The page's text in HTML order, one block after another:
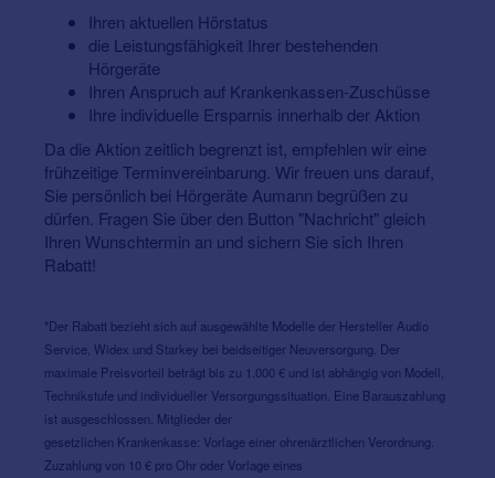
Ihren aktuellen Hörstatus
die Leistungsfähigkeit Ihrer bestehenden
Hörgeräte
Ihren Anspruch auf Krankenkassen-Zuschüsse
Ihre individuelle Ersparnis innerhalb der Aktion
Da die Aktion zeitlich begrenzt ist, empfehlen wir eine
frühzeitige Terminvereinbarung. Wir freuen uns darauf,
Sie persönlich bei Hörgeräte Aumann begrüßen zu
dürfen. Fragen Sie über den Button "Nachricht" gleich
Ihren Wunschtermin an und sichern Sie sich Ihren
Rabatt!
*Der Rabatt bezieht sich auf ausgewählte Modelle der Hersteller Audio
Service, Widex und Starkey bei beidseitiger Neuversorgung. Der
maximale Preisvorteil beträgt bis zu 1.000 € und ist abhängig von Modell,
Technikstufe und individueller Versorgungssituation. Eine Barauszahlung
ist ausgeschlossen. Mitglieder der
gesetzlichen Krankenkasse: Vorlage einer ohrenärztlichen Verordnung.
Zuzahlung von 10 € pro Ohr oder Vorlage eines